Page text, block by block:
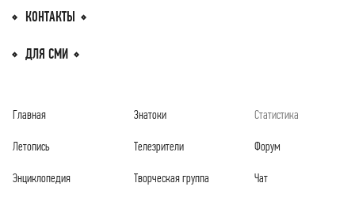
КОНТАКТЫ
ДЛЯ СМИ
Главная
Летопись
Энциклопедия
Знатоки
Телезрители
Творческая группа
Статистика
Форум
Чат